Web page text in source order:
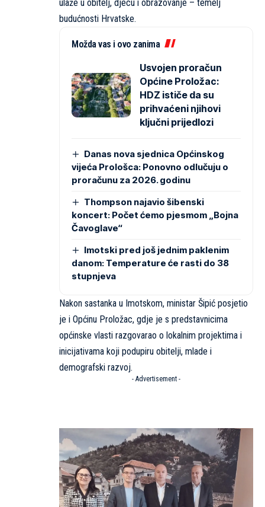
ulaže u obitelj, djecu i obrazovanje – temelj
budućnosti Hrvatske.
Možda vas i ovo zanima
Usvojen proračun
Općine Proložac:
HDZ ističe da su
prihvaćeni njihovi
ključni prijedlozi
Danas nova sjednica Općinskog
vijeća Prološca: Ponovno odlučuju o
proračunu za 2026. godinu
Thompson najavio šibenski
koncert: Počet ćemo pjesmom „Bojna
Čavoglave“
Imotski pred još jednim paklenim
danom: Temperature će rasti do 38
stupnjeva
Nakon sastanka u Imotskom, ministar Šipić posjetio
je i Općinu Proložac, gdje je s predstavnicima
općinske vlasti razgovarao o lokalnim projektima i
inicijativama koji podupiru obitelji, mlade i
demografski razvoj.
- Advertisement -